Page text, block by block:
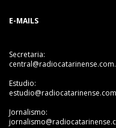
E-MAILS
Secretaria:
Estudio:
Jornalismo: